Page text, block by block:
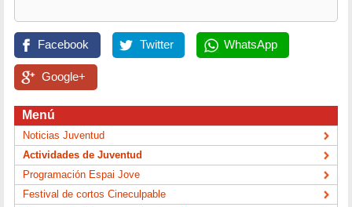
Facebook Twitter WhatsApp
Google+
Menú
Noticias Juventud
Actividades de Juventud
Programación Espai Jove
Festival de cortos Cineculpable